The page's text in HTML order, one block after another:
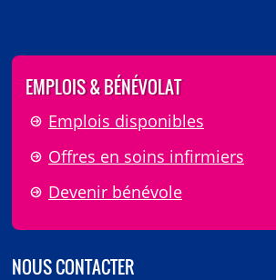
EMPLOIS & BÉNÉVOLAT
Emplois disponibles
Offres en soins infirmiers
Devenir bénévole
NOUS CONTACTER